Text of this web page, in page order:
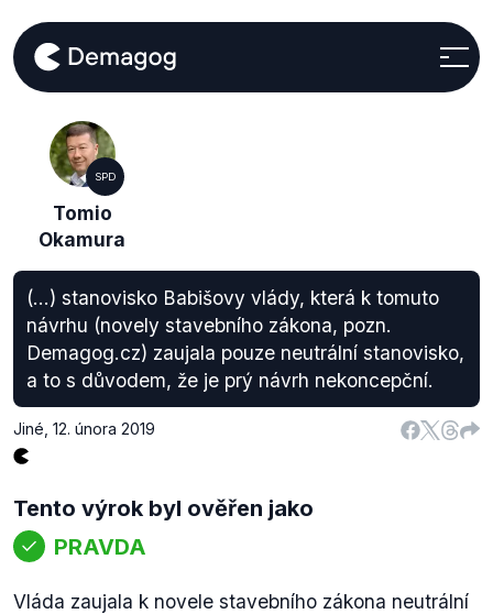
SPD
Tomio
Okamura
(...) stanovisko Babišovy vlády, která k tomuto
návrhu (novely stavebního zákona, pozn.
Demagog.cz) zaujala pouze neutrální stanovisko,
a to s důvodem, že je prý návrh nekoncepční.
Jiné 12. února 2019
Tento výrok byl ověřen jako
PRAVDA
Vláda zaujala k novele stavebního zákona neutrální